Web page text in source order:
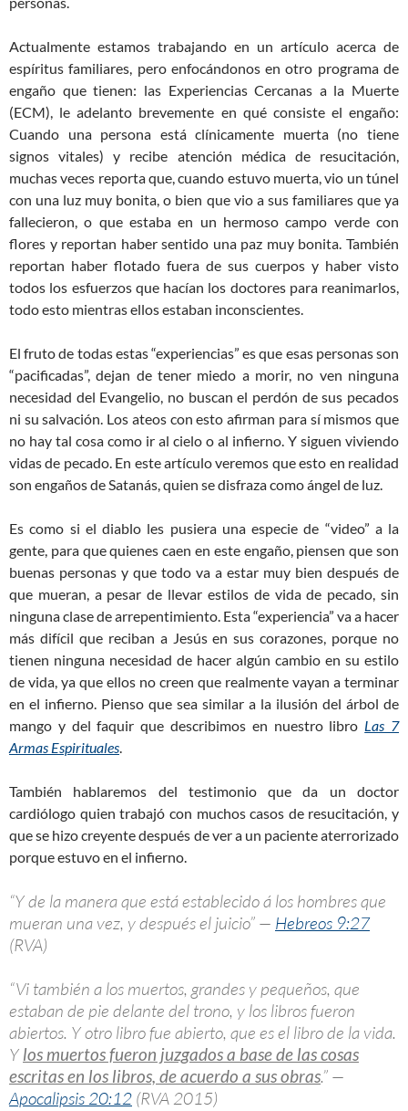
Actualmente estamos trabajando en un artículo acerca de
espíritus familiares, pero enfocándonos en otro programa de
engaño que tienen: las Experiencias Cercanas a la Muerte
(ECM), le adelanto brevemente en qué consiste el engaño:
Cuando una persona está clínicamente muerta (no tiene
signos vitales) y recibe atención médica de resucitación,
muchas veces reporta que, cuando estuvo muerta, vio un túnel
con una luz muy bonita, o bien que vio a sus familiares que ya
fallecieron, o que estaba en un hermoso campo verde con
flores y reportan haber sentido una paz muy bonita. También
reportan haber flotado fuera de sus cuerpos y haber visto
todos los esfuerzos que hacían los doctores para reanimarlos,
todo esto mientras ellos estaban inconscientes.
El fruto de todas estas “experiencias” es que esas personas son
“pacificadas”, dejan de tener miedo a morir, no ven ninguna
necesidad del Evangelio, no buscan el perdón de sus pecados
ni su salvación. Los ateos con esto afirman para sí mismos que
no hay tal cosa como ir al cielo o al infierno. Y siguen viviendo
vidas de pecado. En este artículo veremos que esto en realidad
son engaños de Satanás, quien se disfraza como ángel de luz.
Es como si el diablo les pusiera una especie de “video” a la
gente, para que quienes caen en este engaño, piensen que son
buenas personas y que todo va a estar muy bien después de
que mueran, a pesar de llevar estilos de vida de pecado, sin
ninguna clase de arrepentimiento. Esta “experiencia” va a hacer
más difícil que reciban a Jesús en sus corazones, porque no
tienen ninguna necesidad de hacer algún cambio en su estilo
de vida, ya que ellos no creen que realmente vayan a terminar
en el infierno. Pienso que sea similar a la ilusión del árbol de
mango y del faquir que describimos en nuestro libro Las 7
Armas Espirituales.
También hablaremos del testimonio que da un doctor
cardiólogo quien trabajó con muchos casos de resucitación, y
que se hizo creyente después de ver a un paciente aterrorizado
porque estuvo en el infierno.
“Y de la manera que está establecido á los hombres que
mueran una vez, y después el juicio” — Hebreos 9:27
(RVA)
“Vi también a los muertos, grandes y pequeños, que
estaban de pie delante del trono, y los libros fueron
abiertos. Y otro libro fue abierto, que es el libro de la vida.
Y los muertos fueron juzgados a base de las cosas
escritas en los libros, de acuerdo a sus obras.” —
Apocalipsis 20:12 (RVA 2015)